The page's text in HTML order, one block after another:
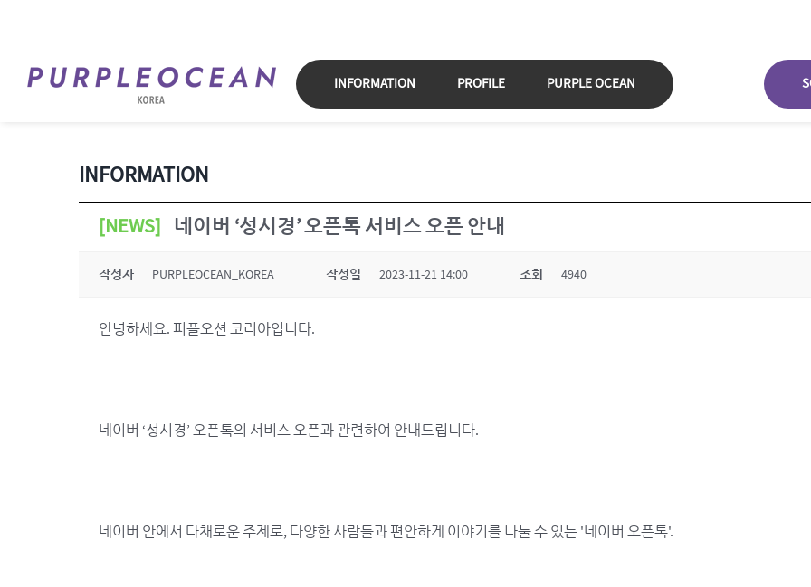
INFORMATION PROFILE PURPLE OCEAN
INFORMATION
[NEWS] 네이버 ‘성시경’ 오픈톡 서비스 오픈 안내
작성자 PURPLEOCEAN_KOREA 작성일 2023-11-21 14:00 조회 4940
안녕하세요. 퍼플오션 코리아입니다.
네이버 ‘성시경’ 오픈톡의 서비스 오픈과 관련하여 안내드립니다.
네이버 안에서 다채로운 주제로, 다양한 사람들과 편안하게 이야기를 나눌 수 있는 '네이버 오픈톡'.